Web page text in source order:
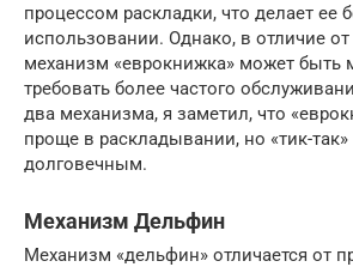
процессом раскладки, что делает ее
использовании. Однако, в отличие от
механизм «еврокнижка» может
требовать более частого
два механизма, я заметил, что
проще в раскладывании, но «тик-так»
долговечным.
Механизм Дельфин
Механизм «дельфин» отличается от